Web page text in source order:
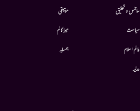
سائنس و تحقیق
سیاست
عالم اسلام
عدلیہ
موسيقى
میرا کالم
ہمسایہ